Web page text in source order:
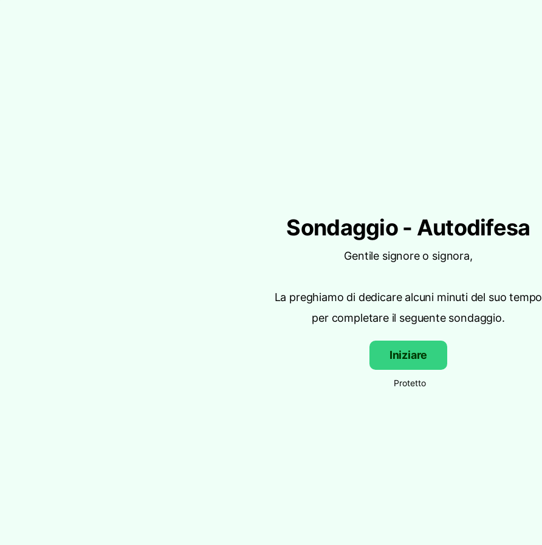
Sondaggio - Autodifesa
Gentile signore o signora,
La preghiamo di dedicare alcuni minuti del suo tempo
per completare il seguente sondaggio.
Iniziare
Protetto